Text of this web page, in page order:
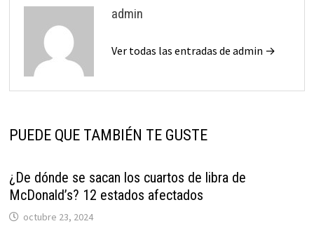
admin
Ver todas las entradas de admin →
PUEDE QUE TAMBIÉN TE GUSTE
¿De dónde se sacan los cuartos de libra de
McDonald’s? 12 estados afectados
octubre 23, 2024